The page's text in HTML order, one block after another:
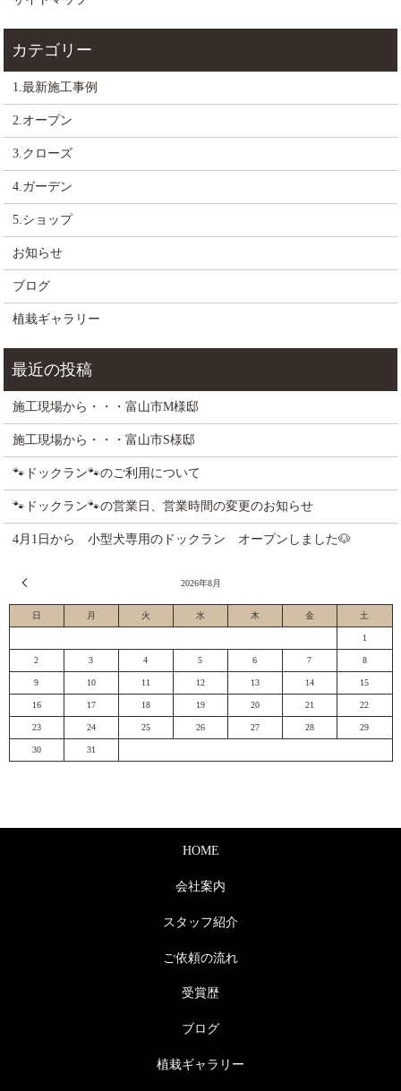
1.最新施工事例
2.オープン
3.クローズ
4.ガーデン
5.ショップ
お知らせ
ブログ
植栽ギャラリー
施工現場から・・・富山市M様邸
施工現場から・・・富山市S様邸
🐾ドックラン🐾のご利用について
🐾ドックラン🐾の営業日、営業時間の変更のお知らせ
4月1日から 小型犬専用のドックラン オープンしました🐶
2026年8月
日 月 火 水 木 金 土
1
2 3 4 5 6 7 8
9 10 11 12 13 14 15
16 17 18 19 20 21 22
23 24 25 26 27 28 29
30 31
HOME
会社案内
スタッフ紹介
ご依頼の流れ
受賞歴
ブログ
植栽ギャラリー